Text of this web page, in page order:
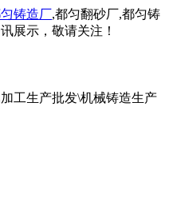
铸造厂,都匀翻砂厂,都匀铸
展示，敬请关注！
工生产批发\机械铸造生产